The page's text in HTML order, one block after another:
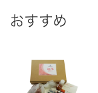
おすすめ